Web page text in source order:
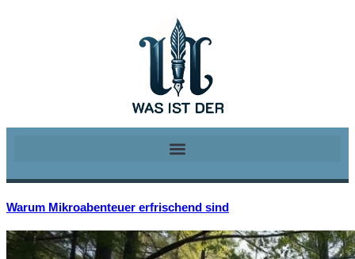
Warum Mikroabenteuer erfrischend sind